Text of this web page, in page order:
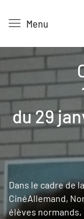
Skip to main
Menu
du 29
Dans le cadre de
CinéAllemand,
élèves normands,
Panneau de